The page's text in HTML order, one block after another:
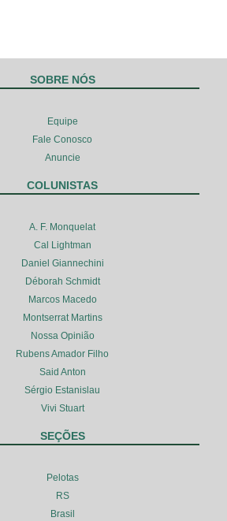
SOBRE NÓS
Equipe
Fale Conosco
Anuncie
COLUNISTAS
A. F. Monquelat
Cal Lightman
Daniel Giannechini
Déborah Schmidt
Marcos Macedo
Montserrat Martins
Nossa Opinião
Rubens Amador Filho
Said Anton
Sérgio Estanislau
Vivi Stuart
SEÇÕES
Pelotas
RS
Brasil